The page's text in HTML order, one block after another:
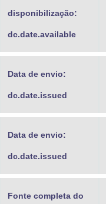
disponibilização:
dc.date.available
Data de envio:
dc.date.issued
Data de envio:
dc.date.issued
Fonte completa do